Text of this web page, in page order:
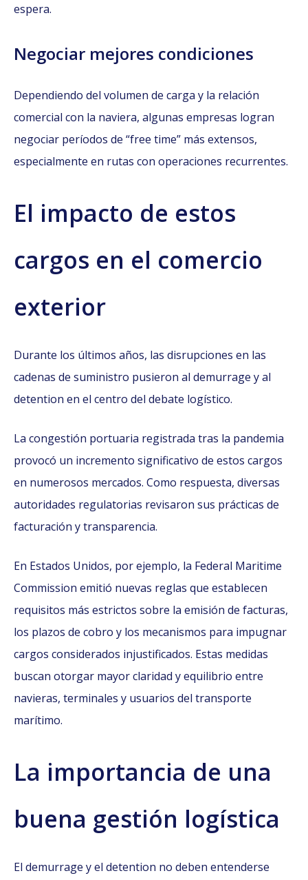
espera.
Negociar mejores condiciones
Dependiendo del volumen de carga y la relación
comercial con la naviera, algunas empresas logran
negociar períodos de “free time” más extensos,
especialmente en rutas con operaciones recurrentes.
El impacto de estos
cargos en el comercio
exterior
Durante los últimos años, las disrupciones en las
cadenas de suministro pusieron al demurrage y al
detention en el centro del debate logístico.
La congestión portuaria registrada tras la pandemia
provocó un incremento significativo de estos cargos
en numerosos mercados. Como respuesta, diversas
autoridades regulatorias revisaron sus prácticas de
facturación y transparencia.
En Estados Unidos, por ejemplo, la Federal Maritime
Commission emitió nuevas reglas que establecen
requisitos más estrictos sobre la emisión de facturas,
los plazos de cobro y los mecanismos para impugnar
cargos considerados injustificados. Estas medidas
buscan otorgar mayor claridad y equilibrio entre
navieras, terminales y usuarios del transporte
marítimo.
La importancia de una
buena gestión logística
El demurrage y el detention no deben entenderse